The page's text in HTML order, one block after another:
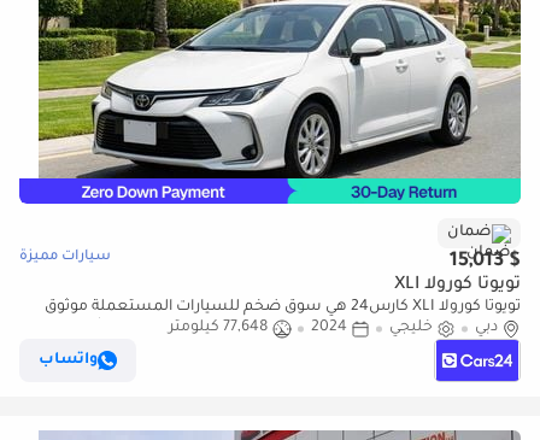
ضمان
$ 15,013 سيارات مميزة
تويوتا كورولا XLI
تويوتا كورولا XLI كارس24 هي سوق ضخم للسيارات المستعملة موثوق
ومضمون ٪كارس24 هي سوق ضخم للسيارات المستعملة موثوق
دبي خليجي 2024
77,648 كيلومتر
واتساب